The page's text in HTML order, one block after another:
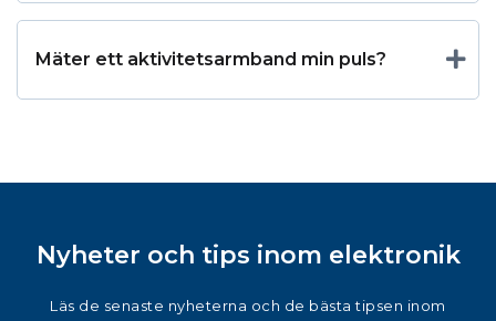
Mäter ett aktivitetsarmband min puls?
Nyheter och tips inom elektronik
Läs de senaste nyheterna och de bästa tipsen inom